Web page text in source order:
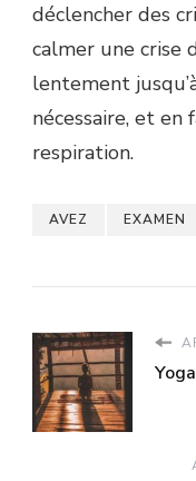
déclencher des
calmer une crise
lentement
nécessaire, et en
respiration.
AVEZ EXAMEN